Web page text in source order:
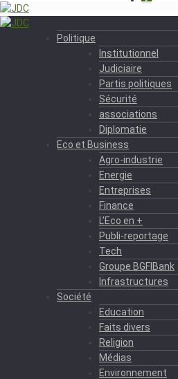
Politique
Institutionnel
Judiciaire
Partis politiques
Sécurité
associations
Diplomatie
Eco et Business
Agro-industrie
Energie
Entreprises
Finance
L’Eco en +
Publi-reportage
Tech
Groupe BGFIBank
Infrastructures
Société
Education
Faits divers
Religion
Médias
Environnement